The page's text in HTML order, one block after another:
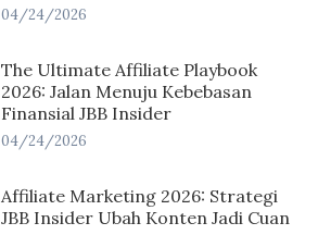
04/24/2026
The Ultimate Affiliate Playbook
2026: Jalan Menuju Kebebasan
Finansial JBB Insider
04/24/2026
Affiliate Marketing 2026: Strategi
JBB Insider Ubah Konten Jadi Cuan